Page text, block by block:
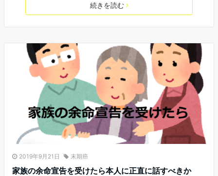
続きを読む
2019年9月21日 末期癌
家族の余命宣告を受けたら本人に正直に話すべきか